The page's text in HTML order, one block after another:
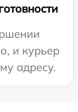
и курьер
адресу.